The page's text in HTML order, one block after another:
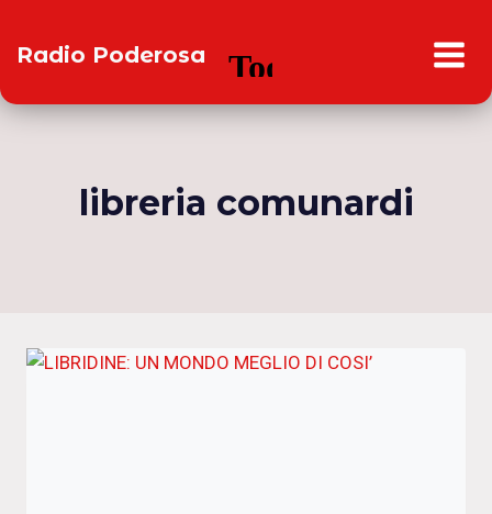
Radio Poderosa
libreria comunardi